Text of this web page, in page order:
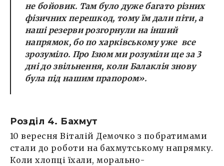
не бойовик. Там було дуже багато різних
фізичних перешкод, тому їм дали піти, а
наші резерви розгорнули на інший
напрямок, бо по харківському уже все
зрозуміло. Про Ізюм ми розуміли ще за 3
дні до звільнення, коли Балаклія знову
була під нашим прапором».
Розділ 4. Бахмут
10 вересня Віталій Демочко з побратимами
стали до роботи на бахмутському напрямку.
Коли хлопці їхали, морально-